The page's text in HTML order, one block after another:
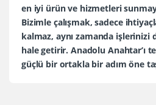
en iyi ürün ve hizmetleri
Bizimle çalışmak, sadece
kalmaz, aynı zamanda işlerinizi
hale getirir. Anadolu Anahtar’ı
güçlü bir ortakla bir adım öne